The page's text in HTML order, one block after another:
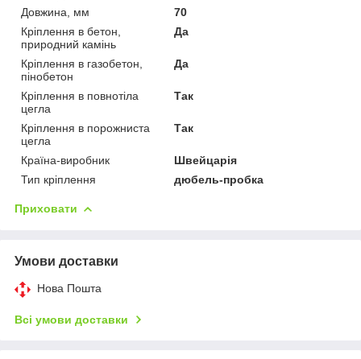
Довжина, мм
70
Кріплення в бетон,
природний камінь
Да
Кріплення в газобетон,
пінобетон
Да
Кріплення в повнотіла
цегла
Так
Кріплення в порожниста
цегла
Так
Країна-виробник
Швейцарія
Тип кріплення
дюбель-пробка
Приховати
Умови доставки
Нова Пошта
Всі умови доставки